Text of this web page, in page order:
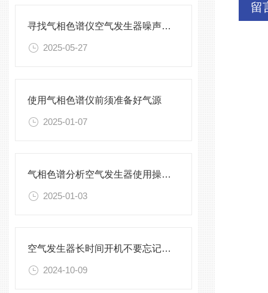
寻找气相色谱仪空气发生器噪声大原因
2025-05-27
使用气相色谱仪前须准备好气源
2025-01-07
气相色谱分析空气发生器使用操作流程
2025-01-03
空气发生器长时间开机不要忘记排水
2024-10-09
留